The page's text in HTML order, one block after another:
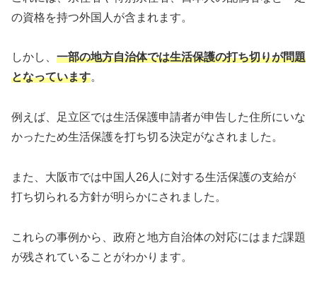
の資格を持つ外国人が含まれます。
しかし、 一部の地方自治体では生活保護の打ち切りが問題
となっています。
例えば、足立区では生活保護申請者が申告した住所にいな
かったため生活保護を打ち切る決定がなされました。
また、大阪市では中国人26人に対する生活保護の支給が
打ち切られる方針が明らかにされました。
これらの事例から、政府と地方自治体の対応にはまだ課題
が残されていることがわかります。